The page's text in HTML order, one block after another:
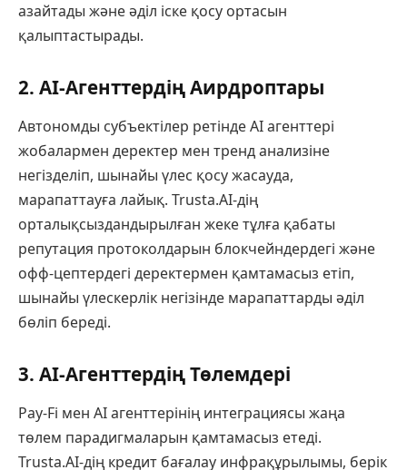
азайтады және әділ іске қосу ортасын
қалыптастырады.
2. AI-Агенттердің Аирдроптары
Автономды субъектілер ретінде AI агенттері
жобалармен деректер мен тренд анализіне
негізделіп, шынайы үлес қосу жасауда,
марапаттауға лайық. Trusta.AI-дің
орталықсыздандырылған жеке тұлға қабаты
репутация протоколдарын блокчейндердегі және
офф-цептердегі деректермен қамтамасыз етіп,
шынайы үлескерлік негізінде марапаттарды әділ
бөліп береді.
3. AI-Агенттердің Төлемдері
Pay-Fi мен AI агенттерінің интеграциясы жаңа
төлем парадигмаларын қамтамасыз етеді.
Trusta.AI-дің кредит бағалау инфрақұрылымы, берік